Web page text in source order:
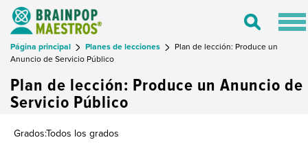
Toggle
Página principal Planes de lecciones
Plan de lección: Produce un
Anuncio de Servicio Público
Plan de lección: Produce un Anuncio de
Servicio Público
Grados:Todos los grados